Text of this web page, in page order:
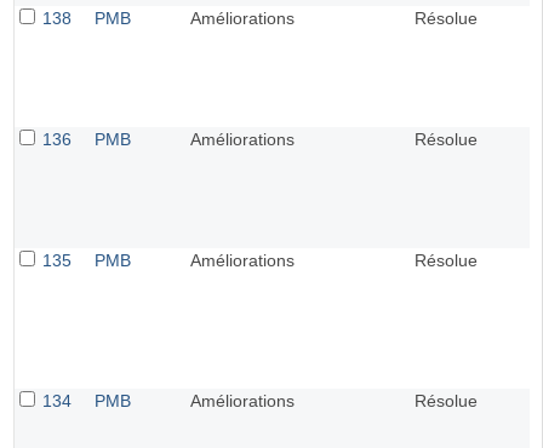
138 PMB Améliorations Résolue
136 PMB Améliorations Résolue
135 PMB Améliorations Résolue
134 PMB Améliorations Résolue